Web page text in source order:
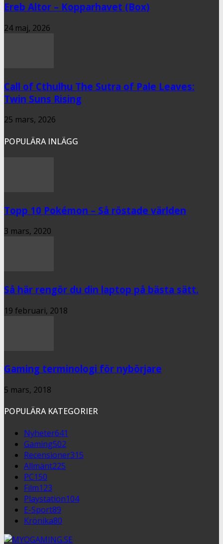
Ereb Altor – Kopparhavet (Box)
24 maj, 2026
Call of Cthulhu The Sutra of Pale Leaves:
Twin Suns Rising
25 mars, 2026
POPULÄRA INLÄGG
Topp 10 Pokémon – Så röstade världen
3 mars, 2020
Så här rengör du din laptop på bästa sätt.
19 februari, 2018
Gaming terminologi för nybörjare
5 mars, 2018
POPULÄRA KATEGORIER
Nyheter641
Gaming502
Recensioner315
Allmänt225
PC150
Film123
Playstation104
E-Sport89
Krönika80